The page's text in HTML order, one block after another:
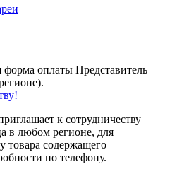
форма оплаты Представитель
к сотрудничеству
в любом регионе, для
товара содержащего
по телефону.